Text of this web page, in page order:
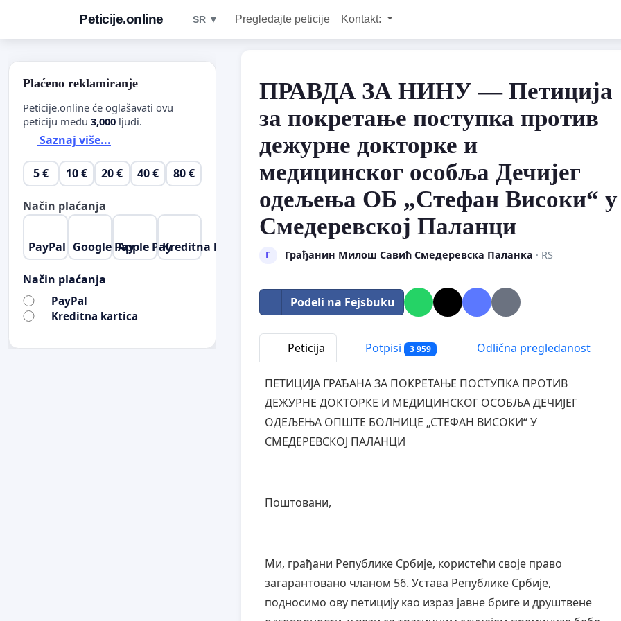
Peticije.online SR ▼ Pregledajte peticije Kontakt:
ПРАВДА ЗА НИНУ — Петиција
за покретање поступка против
дежурне докторке и
медицинског особља Дечијег
одељења ОБ „Стефан Високи“ у
Смедеревској Паланци
Г Грађанин Милош Савић Смедеревска Паланка · RS
Podeli na Fejsbuku
Peticija Potpisi 3 959 Odlična pregledanost
ПЕТИЦИЈА ГРАЂАНА ЗА ПОКРЕТАЊЕ ПОСТУПКА ПРОТИВ
ДЕЖУРНЕ ДОКТОРКЕ И МЕДИЦИНСКОГ ОСОБЉА ДЕЧИЈЕГ
ОДЕЉЕЊА ОПШТЕ БОЛНИЦЕ „СТЕФАН ВИСОКИ“ У
СМЕДЕРЕВСКОЈ ПАЛАНЦИ
Поштовани,
Ми, грађани Републике Србије, користећи своје право
загарантовано чланом 56. Устава Републике Србије,
подносимо ову петицију као израз јавне бриге и друштвене
Plaćeno reklamiranje
Peticije.online će oglašavati ovu
peticiju među 3,000 ljudi.
Saznaj više...
5 € 10 € 20 € 40 € 80 €
Način plaćanja
PayPal Google PayApple PayKreditna kartica
Način plaćanja
PayPal
Kreditna kartica